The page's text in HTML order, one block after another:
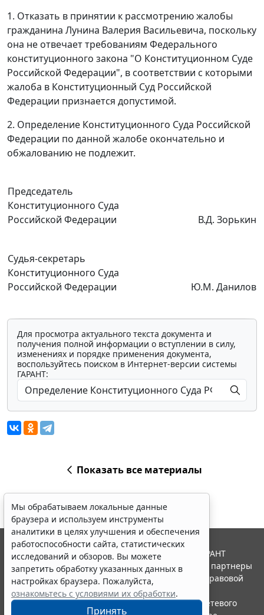
1. Отказать в принятии к рассмотрению жалобы
гражданина Лунина Валерия Васильевича, поскольку
она не отвечает требованиям Федерального
конституционного закона "О Конституционном Суде
Российской Федерации", в соответствии с которыми
жалоба в Конституционный Суд Российской
Федерации признается допустимой.
2. Определение Конституционного Суда Российской
Федерации по данной жалобе окончательно и
обжалованию не подлежит.
Председатель
Конституционного Суда
Российской Федерации
В.Д. Зорькин
Судья-секретарь
Конституционного Суда
Российской Федерации
Ю.М. Данилов
Для просмотра актуального текста документа и
получения полной информации о вступлении в силу,
изменениях и порядке применения документа,
воспользуйтесь поиском в Интернет-версии системы
ГАРАНТ:
Показать все материалы
Мы обрабатываем локальные данные
браузера и используем инструменты
аналитики в целях улучшения и обеспечения
работоспособности сайта, статистических
исследований и обзоров. Вы можете
запретить обработку указанных данных в
настройках браузера. Пожалуйста,
ознакомьтесь с условиями их обработки.
Принять
© ООО "НПП "ГАРАНТ-СЕРВИС", 2026. Система ГАРАНТ
выпускается с 1990 года. Компания "Гарант" и ее партнеры
являются участниками Российской ассоциации правовой
информации ГАРАНТ.
Портал ГАРАНТ.РУ зарегистрирован в качестве сетевого